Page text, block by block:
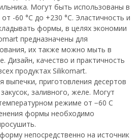
Могут быть использованы в
-60 °С до +230 °C. Эластичность и
формы, в целях экономии
предназначены для
их также можно мыть в
Дизайн, качество и практичность
продуктах Silikomart.
выпечки, приготовления десертов
заливного, желе. Могут
режиме от −60 С
формы необходимо
непосредственно на источник